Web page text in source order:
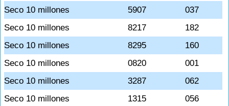
Seco 10 millones
5907
037
Seco 10 millones
8217
182
Seco 10 millones
8295
160
Seco 10 millones
0820
001
Seco 10 millones
3287
062
Seco 10 millones
1315
056